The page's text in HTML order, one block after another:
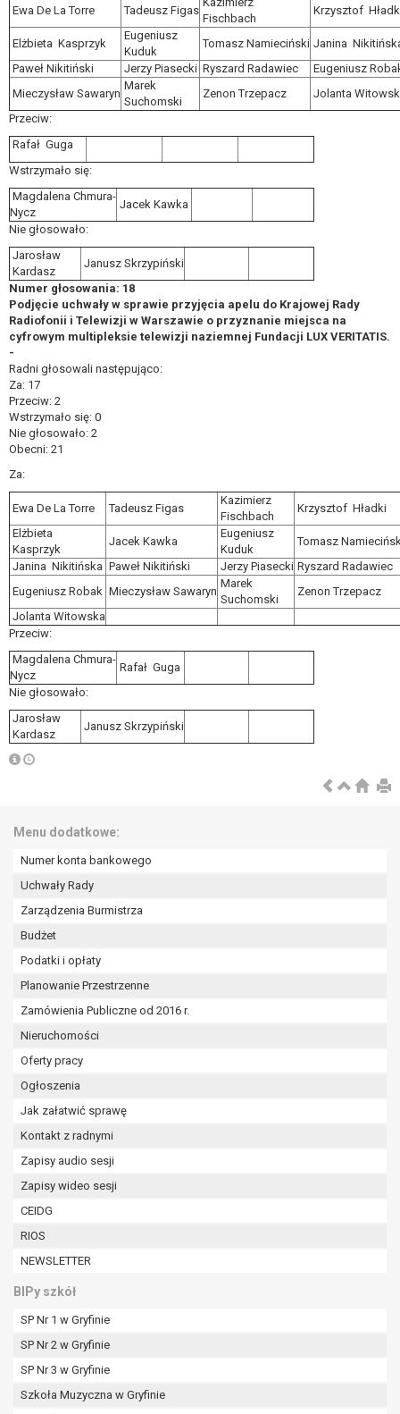
Ewa De La Torre Tadeusz Figas
Fischbach
Krzysztof
Elżbieta Kasprzyk
Eugeniusz
Kuduk
Tomasz Namieciński Janina
Paweł Nikitiński
Jerzy Piasecki Ryszard Radawiec
Eugeniusz
Mieczysław Sawaryn
Marek
Suchomski
Zenon Trzepacz
Jolanta
Przeciw:
Rafał Guga
Wstrzymało się:
Magdalena Chmura-
Nycz
Jacek Kawka
Nie głosowało:
Jarosław
Kardasz
Janusz Skrzypiński
Numer głosowania: 18
Podjęcie uchwały w sprawie przyjęcia apelu do Krajowej Rady
Radiofonii i Telewizji w Warszawie o przyznanie miejsca na
cyfrowym multipleksie telewizji naziemnej Fundacji LUX VERITATIS.
-
Radni głosowali następująco:
Za: 17
Przeciw: 2
Wstrzymało się: 0
Nie głosowało: 2
Obecni: 21
Za:
Ewa De La Torre Tadeusz Figas
Kazimierz
Fischbach
Krzysztof Hładki
Elżbieta
Kasprzyk
Jacek Kawka
Eugeniusz
Kuduk
Tomasz
Janina Nikitińska Paweł Nikitiński Jerzy Piasecki Ryszard Radawiec
Eugeniusz Robak Mieczysław Sawaryn
Marek
Suchomski
Zenon Trzepacz
Jolanta Witowska
Przeciw:
Magdalena Chmura-
Nycz
Rafał Guga
Nie głosowało:
Jarosław
Kardasz
Janusz Skrzypiński
Menu dodatkowe:
Numer konta bankowego
Uchwały Rady
Zarządzenia Burmistrza
Budżet
Podatki i opłaty
Planowanie Przestrzenne
Zamówienia Publiczne od 2016 r.
Nieruchomości
Oferty pracy
Ogłoszenia
Jak załatwić sprawę
Kontakt z radnymi
Zapisy audio sesji
Zapisy wideo sesji
CEIDG
RIOS
NEWSLETTER
BIPy szkół
SP Nr 1 w Gryfinie
SP Nr 2 w Gryfinie
SP Nr 3 w Gryfinie
Szkoła Muzyczna w Gryfinie